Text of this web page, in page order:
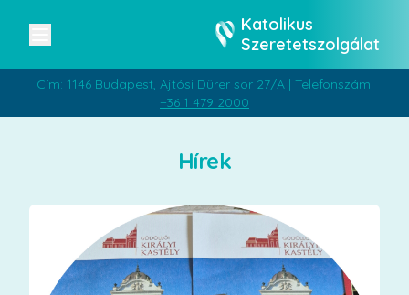
Katolikus
Szeretetszolgálat
Cím: 1146 Budapest, Ajtósi Dürer sor 27/A | Telefonszám:
+36 1 479 2000
Hírek